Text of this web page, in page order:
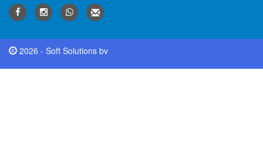
2026 - Soft Solutions bv